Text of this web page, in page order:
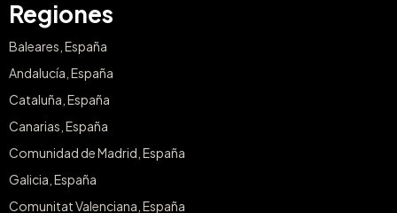
Regiones
Baleares, España
Andalucía, España
Cataluña, España
Canarias, España
Comunidad de Madrid, España
Galicia, España
Comunitat Valenciana, España